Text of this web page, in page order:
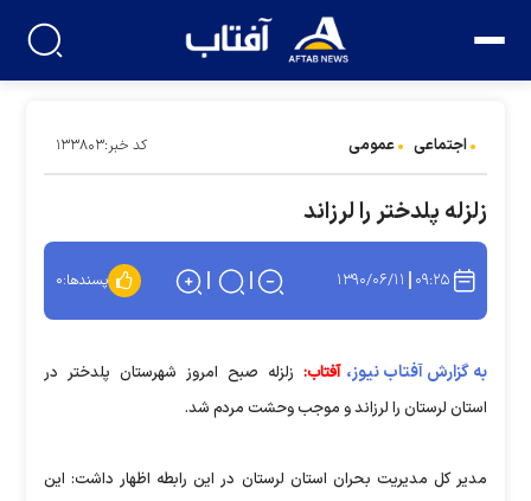
اجتماعی عمومی کد خبر:۱۳۳۸۰۳
زلزله پلدختر را لرزاند
۰۹:۲۵ ۱۳۹۰/۰۶/۱۱ پسندها:۰
به گزارش آفتاب نیوز، آفتاب: زلزله صبح امروز شهرستان پلدختر در
استان لرستان را لرزاند و موجب وحشت مردم شد.
مدیر کل مدیریت بحران استان لرستان در این رابطه اظهار داشت: این